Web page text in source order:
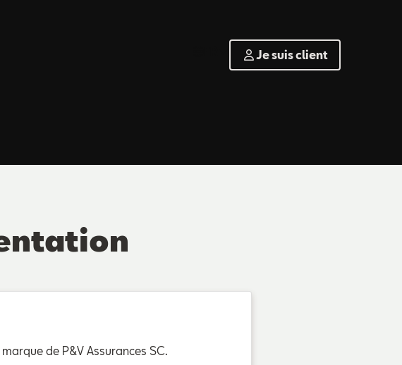
Je suis client
de P&V Assurances SC.